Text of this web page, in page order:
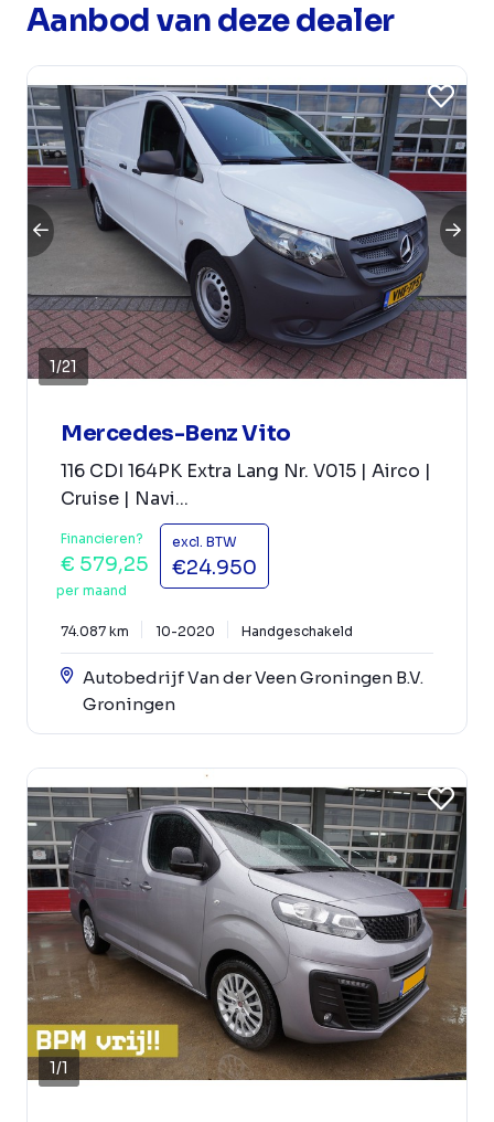
Aanbod van deze dealer
1/21
Mercedes-Benz Vito
116 CDI 164PK Extra Lang Nr. V015 | Airco |
Cruise | Navi...
Financieren?
€ 579,25
per maand
excl. BTW
€24.950
74.087 km 10-2020 Handgeschakeld
Autobedrijf Van der Veen Groningen B.V.
Groningen
1/1